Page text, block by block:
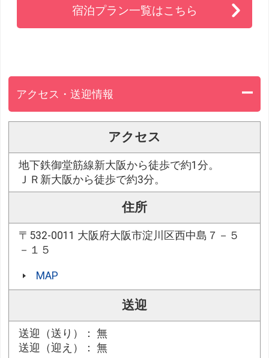
宿泊プラン一覧はこちら
アクセス・送迎情報
アクセス
地下鉄御堂筋線新大阪から徒歩で約1分。
ＪＲ新大阪から徒歩で約3分。
住所
〒532-0011 大阪府大阪市淀川区西中島７－５
－１５
MAP
送迎
送迎（送り）： 無
送迎（迎え）： 無